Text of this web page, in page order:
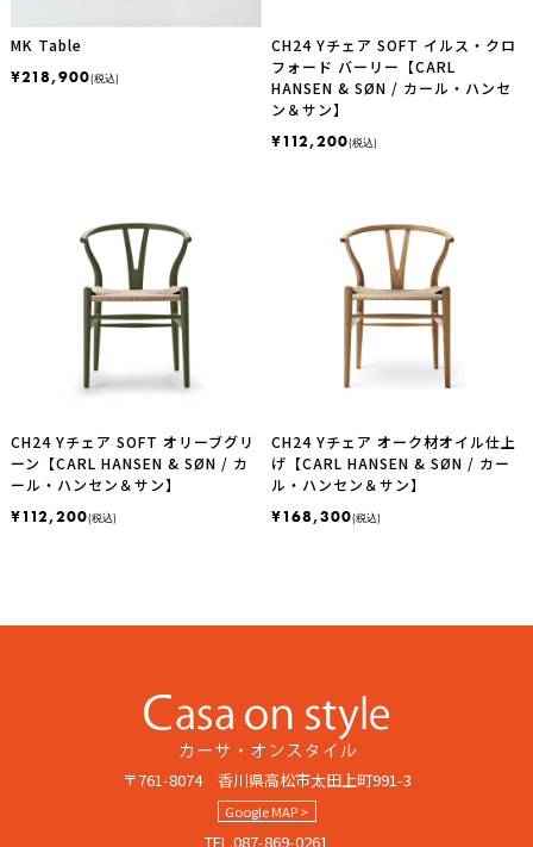
MK Table
¥218,900(税込)
CH24 Yチェア SOFT イルス・クロ
フォード バーリー【CARL
HANSEN & SØN / カール・ハンセ
ン＆サン】
¥112,200(税込)
CH24 Yチェア SOFT オリーブグリ
ーン【CARL HANSEN & SØN / カ
ール・ハンセン＆サン】
¥112,200(税込)
CH24 Yチェア オーク材オイル仕上
げ【CARL HANSEN & SØN / カー
ル・ハンセン＆サン】
¥168,300(税込)
〒761-8074 香川県高松市太田上町991-3
Google MAP >
TEL.087-869-0261